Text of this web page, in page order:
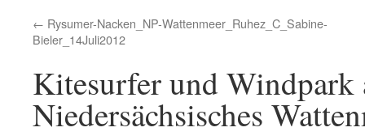
Rysumer-Nacken_NP-Wattenmeer_Ruhez_C_Sabine-
Bieler_14Juli2012
Kitesurfer und
Niedersächsisches